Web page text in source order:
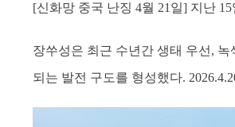
[신화망 중국 난징 4월 21일] 지난
장쑤성은 최근 수년간 생태 우선,
되는 발전 구도를 형성했다.